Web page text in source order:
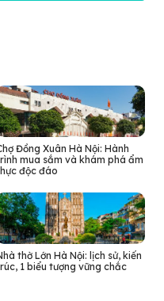
Đồng Xuân Hà Nội: Hành
mua sắm và khám phá ẩm
độc đáo
thờ Lớn Hà Nội: lịch sử, kiến
1 biểu tượng vững chắc